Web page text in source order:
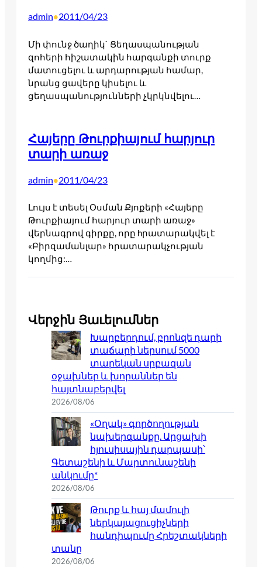
admin•2011/04/23
Մի փունջ ծաղիկ` Ցեղասպանության
զոհերի հիշատակին հարգանքի տուրք
մատուցելու և արդարության համար,
նրանց ցավերը կիսելու և
ցեղասպանությունների չկրկնվելու…
Հայերը Թուրքիայում հարյուր
տարի առաջ
admin•2011/04/23
Լույս է տեսել Օսման Քյոքերի «Հայերը
Թուրքիայում հարյուր տարի առաջ»
վերնագրով գիրքը, որը hրատարակվել է
«Բիրզամանլար» հրատարակչության
կողմից:…
Վերջին Յաւելումներ
Խարբերդում, բրոնզե դարի
տաճարի ներսում 5000
տարեկան սրբազան
օջախներ և խորաններ են
հայտնաբերվել
2026/08/06
«Օղակ» գործողության
նախերգանքը. Արցախի
հյուսիսային դարպասի՝
Գետաշենի և Մարտունաշենի
անկումը*
2026/08/06
Թուրք և հայ մամուլի
ներկայացուցիչների
հանդիպումը Հրեշտակների
տանը
2026/08/06